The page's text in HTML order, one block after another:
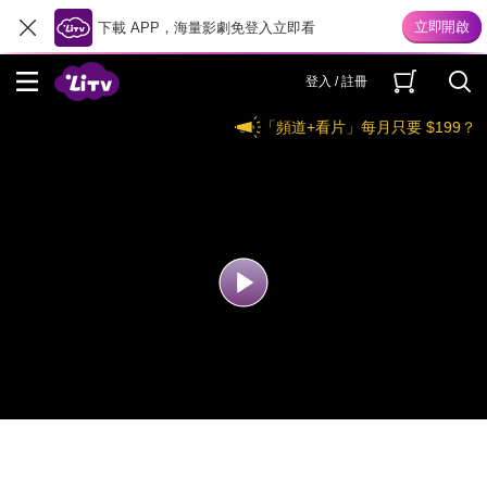
下載 APP，海量影劇免登入立即看
登入 / 註冊
「頻道+看片」每月只要 $199？